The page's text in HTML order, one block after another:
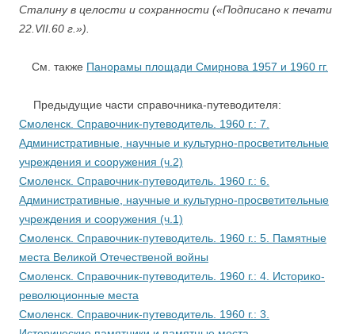
Сталину в целости и сохранности («Подписано к печати
22.VII.60 г.»).
См. также Панорамы площади Смирнова 1957 и 1960 гг.
Предыдущие части справочника-путеводителя:
Смоленск. Справочник-путеводитель. 1960 г.: 7.
Административные, научные и культурно-просветительные
учреждения и сооружения (ч.2)
Смоленск. Справочник-путеводитель. 1960 г.: 6.
Административные, научные и культурно-просветительные
учреждения и сооружения (ч.1)
Смоленск. Справочник-путеводитель. 1960 г.: 5. Памятные
места Великой Отечественой войны
Смоленск. Справочник-путеводитель. 1960 г.: 4. Историко-
революционные места
Смоленск. Справочник-путеводитель. 1960 г.: 3.